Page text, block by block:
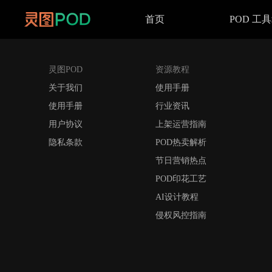
首页 POD 工
灵图POD
关于我们
使用手册
用户协议
隐私条款
资源教程
使用手册
行业资讯
上架运营指南
POD热卖解析
节日营销热点
POD印花工艺
AI设计教程
侵权风控指南